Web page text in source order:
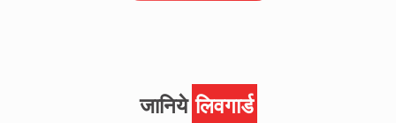
जानियेलिवगार्ड